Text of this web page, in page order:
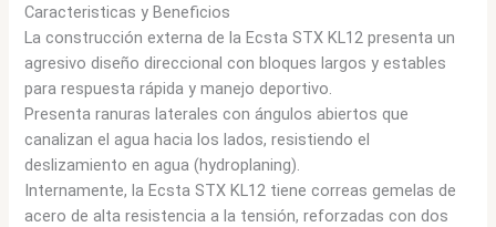
Caracteristicas y Beneficios
La construcción externa de la Ecsta STX KL12 presenta un
agresivo diseño direccional con bloques largos y estables
para respuesta rápida y manejo deportivo.
Presenta ranuras laterales con ángulos abiertos que
canalizan el agua hacia los lados, resistiendo el
deslizamiento en agua (hydroplaning).
Internamente, la Ecsta STX KL12 tiene correas gemelas de
acero de alta resistencia a la tensión, reforzadas con dos